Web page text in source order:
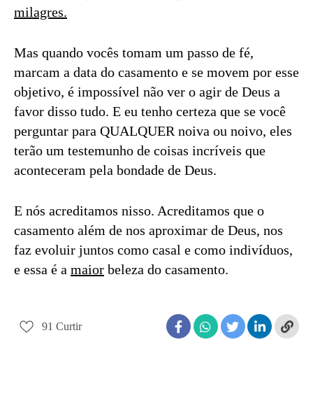
milagres.
Mas quando vocês tomam um passo de fé,
marcam a data do casamento e se movem por esse
objetivo, é impossível não ver o agir de Deus a
favor disso tudo. E eu tenho certeza que se você
perguntar para QUALQUER noiva ou noivo, eles
terão um testemunho de coisas incríveis que
aconteceram pela bondade de Deus.
E nós acreditamos nisso. Acreditamos que o
casamento além de nos aproximar de Deus, nos
faz evoluir juntos como casal e como indivíduos,
e essa é a maior beleza do casamento.
91 Curtir